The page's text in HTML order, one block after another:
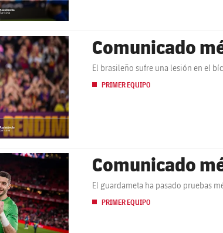
Comunicado
El brasileño sufre una lesión en el
PRIMER EQUIPO
Comunicado
El guardameta ha pasado pruebas
PRIMER EQUIPO